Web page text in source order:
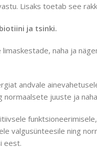
Lisaks toetab see
ja tsinki.
naha ja
andvale
juuste ja
valgusünteesile ning
eest.